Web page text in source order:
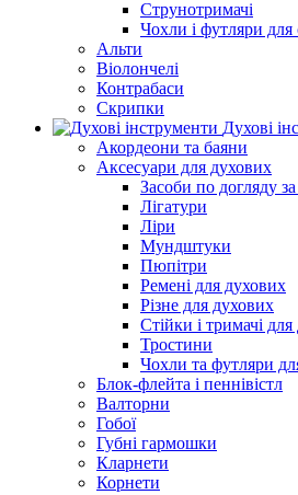
Струнотримачі
Чохли і футляри
Альти
Віолончелі
Контрабаси
Скрипки
Духові
Акордеони та баяни
Аксесуари для духових
Засоби по догляду
Лігатури
Ліри
Мундштуки
Пюпітри
Ремені для духових
Різне для духових
Стійки і тримачі
Тростини
Чохли та футляри
Блок-флейта і пеннівістл
Валторни
Гобої
Губні гармошки
Кларнети
Корнети